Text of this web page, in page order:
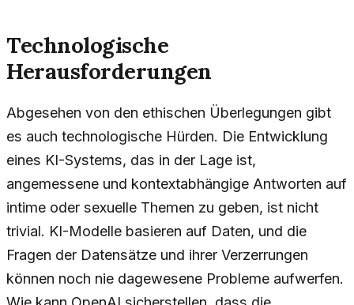
Technologische
Herausforderungen
Abgesehen von den ethischen Überlegungen gibt
es auch technologische Hürden. Die Entwicklung
eines KI-Systems, das in der Lage ist,
angemessene und kontextabhängige Antworten auf
intime oder sexuelle Themen zu geben, ist nicht
trivial. KI-Modelle basieren auf Daten, und die
Fragen der Datensätze und ihrer Verzerrungen
können noch nie dagewesene Probleme aufwerfen.